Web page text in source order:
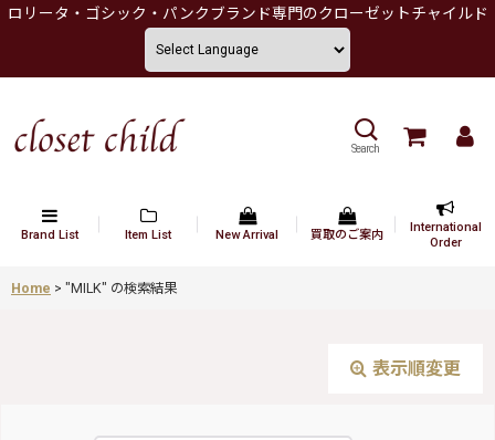
ロリータ・ゴシック・パンクブランド専門のクローゼットチャイルド
Search
Brand List Item List New Arrival 買取のご案内
International
Order
Home > "MILK" の検索結果
表示順変更